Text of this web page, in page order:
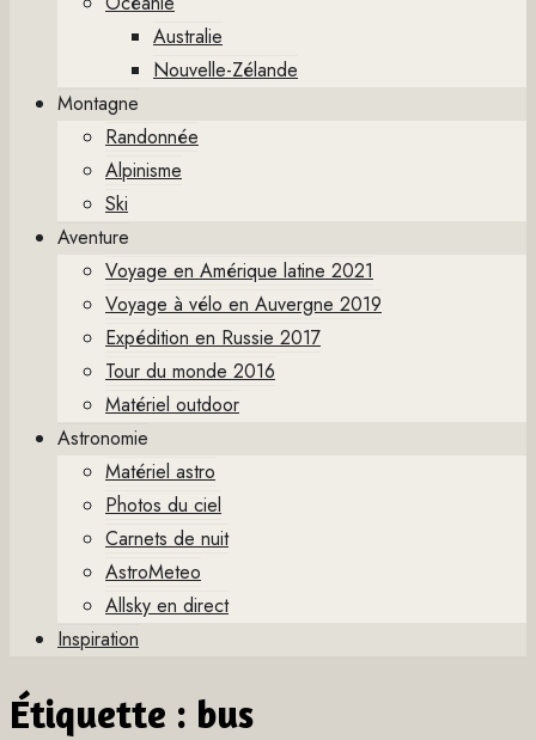
Australie
Nouvelle-Zélande
Montagne
Randonnée
Alpinisme
Ski
Aventure
Voyage en Amérique latine 2021
Voyage à vélo en Auvergne 2019
Expédition en Russie 2017
Tour du monde 2016
Matériel outdoor
Astronomie
Matériel astro
Photos du ciel
Carnets de nuit
AstroMeteo
Allsky en direct
Inspiration
Étiquette : bus